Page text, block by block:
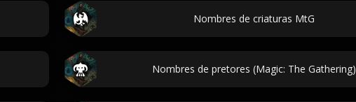
Nombres de criaturas MtG
Nombres de pretores (Magic: The Gathering)